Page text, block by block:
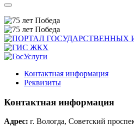
Контактная информация
Реквизиты
Контактная информация
Адрес: г. Вологда, Советский